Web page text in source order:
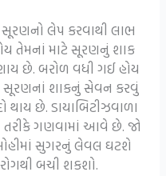
લેપ કરવાથી લાભ
તેમનાં માટે સૂરણનું શાક
છે. બરોળ વધી ગઈ હોય
સૂરણનાં શાકનું સેવન કરવું
થાય છે. ડાયાબિટીઝવાળા
ગણવામાં આવે છે. જો
સુગરનું લેવલ ઘટશે
બચી શકશો.